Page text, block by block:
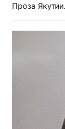
Проза